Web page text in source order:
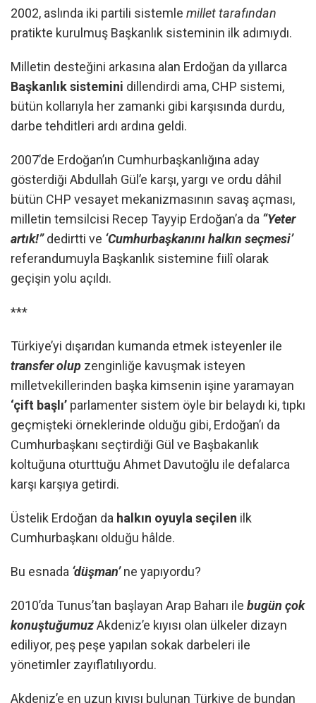
2002, aslında iki partili sistemle millet tarafından
pratikte kurulmuş Başkanlık sisteminin ilk adımıydı.
Milletin desteğini arkasına alan Erdoğan da yıllarca
Başkanlık sistemini dillendirdi ama, CHP sistemi,
bütün kollarıyla her zamanki gibi karşısında durdu,
darbe tehditleri ardı ardına geldi.
2007’de Erdoğan’ın Cumhurbaşkanlığına aday
gösterdiği Abdullah Gül’e karşı, yargı ve ordu dâhil
bütün CHP vesayet mekanizmasının savaş açması,
milletin temsilcisi Recep Tayyip Erdoğan’a da “Yeter
artık!”dedirtti ve ‘Cumhurbaşkanını halkın seçmesi’
referandumuyla Başkanlık sistemine fiilî olarak
geçişin yolu açıldı.
***
Türkiye’yi dışarıdan kumanda etmek isteyenler ile
transfer olup zenginliğe kavuşmak isteyen
milletvekillerinden başka kimsenin işine yaramayan
‘çift başlı’ parlamenter sistem öyle bir belaydı ki, tıpkı
geçmişteki örneklerinde olduğu gibi, Erdoğan’ı da
Cumhurbaşkanı seçtirdiği Gül ve Başbakanlık
koltuğuna oturttuğu Ahmet Davutoğlu ile defalarca
karşı karşıya getirdi.
Üstelik Erdoğan da halkın oyuyla seçilen ilk
Cumhurbaşkanı olduğu hâlde.
Bu esnada ‘düşman’ne yapıyordu?
2010’da Tunus’tan başlayan Arap Baharı ile bugün çok
konuştuğumuzAkdeniz’e kıyısı olan ülkeler dizayn
ediliyor, peş peşe yapılan sokak darbeleri ile
yönetimler zayıflatılıyordu.
Akdeniz’e en uzun kıyısı bulunan Türkiye de bundan